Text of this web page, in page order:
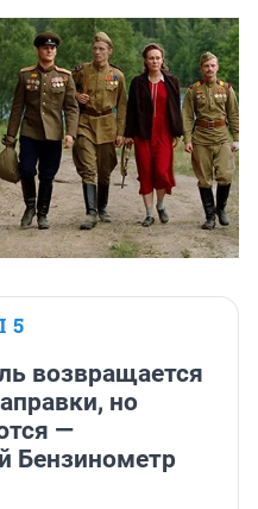
5
возвращается
но
—
Бензинометр